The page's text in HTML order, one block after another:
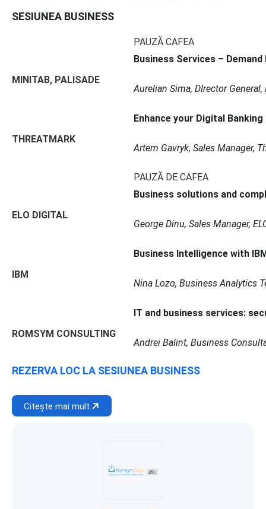
SESIUNEA BUSINESS
PAUZĂ CAFEA
MINITAB, PALISADE
Business Services –
Aurelian Sima, DIrector
THREATMARK
Enhance your Digital
Artem Gavryk, Sales Manager,
PAUZĂ DE CAFEA
ELO DIGITAL
Business solutions and
George Dinu, Sales Manager,
IBM
Business Intelligence with
Nina Lozo, Business Analytics
ROMSYM CONSULTING
IT and business services:
Andrei Balint, Business
REZERVA LOC LA SESIUNEA BUSINESS
Citește mai mult